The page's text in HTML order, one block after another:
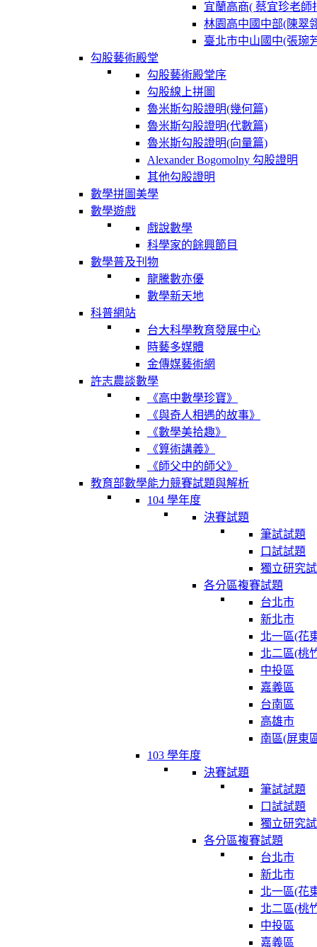
宜蘭高商( 蔡宜珍老師
林園高中國中部(陳翠
臺北市中山國中(張琬
勾股藝術殿堂
勾股藝術殿堂序
勾股線上拼圖
魯米斯勾股證明(幾何篇)
魯米斯勾股證明(代數篇)
魯米斯勾股證明(向量篇)
Alexander Bogomolny 勾股證明
其他勾股證明
數學拼圖美學
數學遊戲
戲說數學
科學家的餘興節目
數學普及刊物
龍騰數亦優
數學新天地
科普網站
台大科學教育發展中心
時藝多媒體
金傳媒藝術網
許志農談數學
《高中數學珍寶》
《與奇人相遇的故事》
《數學美拾趣》
《算術講義》
《師父中的師父》
教育部數學能力競賽試題與解析
104 學年度
決賽試題
筆試試題
口試試題
獨立研究
各分區複賽試題
台北市
新北市
北一區(花
北二區(桃
中投區
嘉義區
台南區
高雄市
南區(屏東
103 學年度
決賽試題
筆試試題
口試試題
獨立研究
各分區複賽試題
台北市
新北市
北一區(花
北二區(桃
中投區
嘉義區